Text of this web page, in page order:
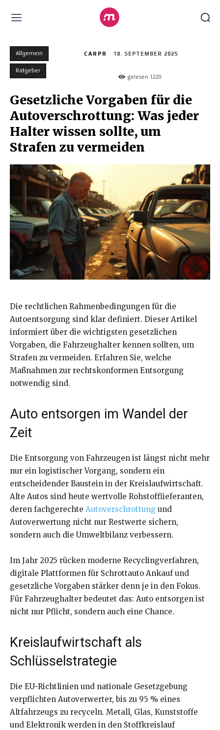
Allgemein
Ratgeber
CARPR 18. SEPTEMBER 2025
gelesen 1220
Gesetzliche Vorgaben für die
Autoverschrottung: Was jeder
Halter wissen sollte, um
Strafen zu vermeiden
Die rechtlichen Rahmenbedingungen für die
Autoentsorgung sind klar definiert. Dieser Artikel
informiert über die wichtigsten gesetzlichen
Vorgaben, die Fahrzeughalter kennen sollten, um
Strafen zu vermeiden. Erfahren Sie, welche
Maßnahmen zur rechtskonformen Entsorgung
notwendig sind.
Auto entsorgen im Wandel der
Zeit
Die Entsorgung von Fahrzeugen ist längst nicht mehr
nur ein logistischer Vorgang, sondern ein
entscheidender Baustein in der Kreislaufwirtschaft.
Alte Autos sind heute wertvolle Rohstofflieferanten,
deren fachgerechte Autoverschrottung und
Autoverwertung nicht nur Restwerte sichern,
sondern auch die Umweltbilanz verbessern.
Im Jahr 2025 rücken moderne Recyclingverfahren,
digitale Plattformen für Schrottauto Ankauf und
gesetzliche Vorgaben stärker denn je in den Fokus.
Für Fahrzeughalter bedeutet das: Auto entsorgen ist
nicht nur Pflicht, sondern auch eine Chance.
Kreislaufwirtschaft als
Schlüsselstrategie
Die EU-Richtlinien und nationale Gesetzgebung
verpflichten Autoverwerter, bis zu 95 % eines
Altfahrzeugs zu recyceln. Metall, Glas, Kunststoffe
und Elektronik werden in den Stoffkreislauf